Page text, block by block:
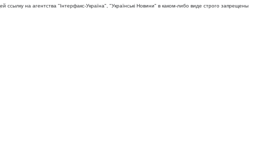
на агентства "Iнтерфакс-Україна", "Українськi Новини" в каком-либо виде строго запрещены